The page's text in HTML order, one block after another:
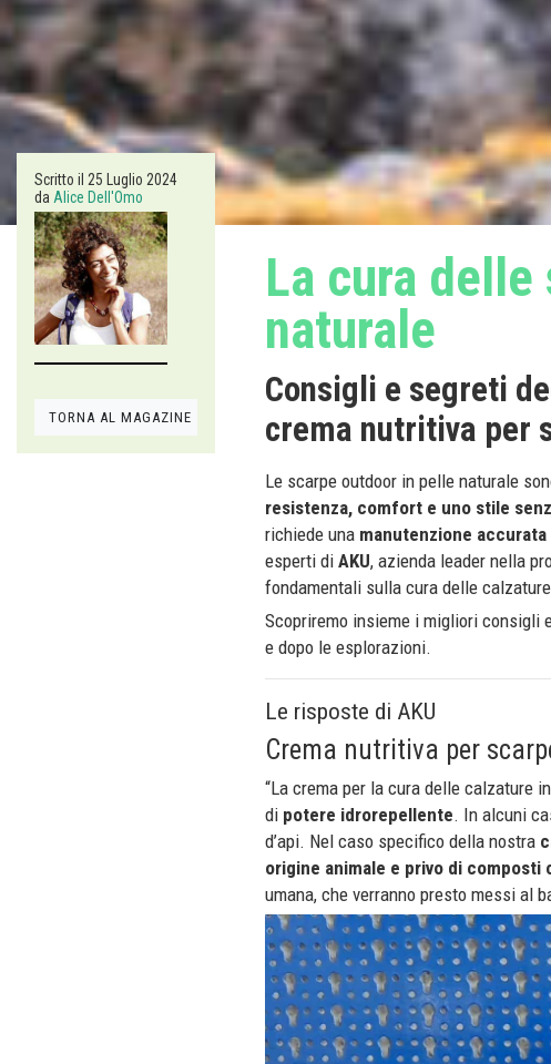
Scritto il 25 Luglio 2024
da Alice Dell'Omo
TORNA AL MAGAZINE
La cura
naturale
Consigli e segreti
crema nutritiva per
Le scarpe outdoor in pelle naturale
resistenza, comfort e uno stile
richiede una manutenzione
esperti di AKU, azienda leader nella
fondamentali sulla cura delle
Scopriremo insieme i migliori consigli
e dopo le esplorazioni.
Le risposte di AKU
Crema nutritiva per
“La crema per la cura delle calzature
di potere idrorepellente. In alcuni
d’api. Nel caso specifico della nostra
origine animale e privo di
umana, che verranno presto messi al